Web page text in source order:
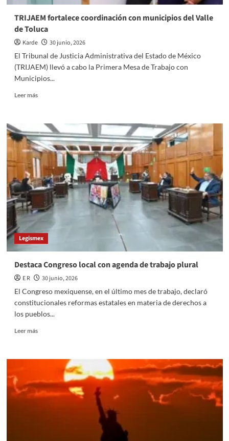
EXTRANJERO
PARA
2027
TRIJAEM fortalece coordinación con municipios del Valle
de Toluca
Karde
30 junio, 2026
El Tribunal de Justicia Administrativa del Estado de México
(TRIJAEM) llevó a cabo la Primera Mesa de Trabajo con
Municipios...
Leer másRead
TRIJAEM
fortalece
coordinación
con
municipios
Valle
de
Toluca
Legismex
Destaca Congreso local con agenda de trabajo plural
E R
30 junio, 2026
El Congreso mexiquense, en el último mes de trabajo, declaró
constitucionales reformas estatales en materia de derechos a
los pueblos...
Leer másRead
Destaca
Congreso
con
agenda